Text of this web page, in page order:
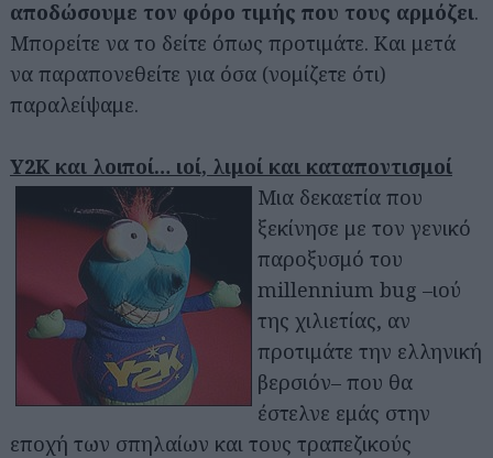
αποδώσουμε τον φόρο τιμής που τους αρμόζει.
Μπορείτε να το δείτε όπως προτιμάτε. Και μετά
να παραπονεθείτε για όσα (νομίζετε ότι)
παραλείψαμε.
Y2K και λοιποί… ιοί, λιμοί και καταποντισμοί
Μια δεκαετία που
ξεκίνησε με τον γενικό
παροξυσμό του
millennium bug –ιού
της χιλιετίας, αν
προτιμάτε την ελληνική
βερσιόν– που θα
έστελνε εμάς στην
εποχή των σπηλαίων και τους τραπεζικούς